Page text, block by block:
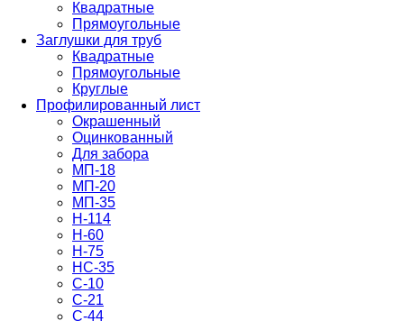
Квадратные
Прямоугольные
Заглушки для труб
Квадратные
Прямоугольные
Круглые
Профилированный лист
Окрашенный
Оцинкованный
Для забора
МП-18
МП-20
МП-35
Н-114
Н-60
Н-75
НС-35
С-10
С-21
С-44